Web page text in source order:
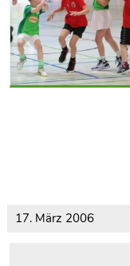
17. März 2006